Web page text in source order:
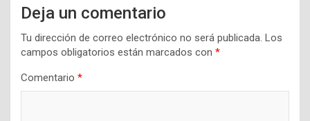
Deja un comentario
Tu dirección de correo electrónico no será publicada. Los
campos obligatorios están marcados con *
Comentario *